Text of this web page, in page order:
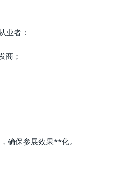
业者：
商；
确保参展效果**化。